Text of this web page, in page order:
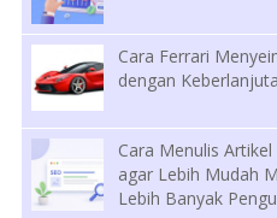
Cara Ferrari
dengan
Cara Menulis
agar Lebih Mudah
Lebih Banyak